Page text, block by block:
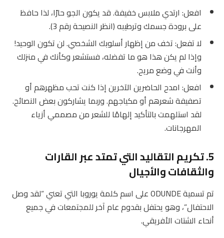
افعل: ارتدي ملابس خفيفة. قد يكون الجو حارًا، لذا حافظ
على برودة جسمك وترطيبه (انظر النصيحة رقم 3).
لا تفعل: تخف من إظهار أسلوبك الشخصي. لن تكون الوحيد!
وإذا لم يكن هذا هو ما تفضله، فستشعر وكأنك في منزلك
وأنت في وضع مريح.
افعل: امدح الحاضرين الآخرين إذا كنت تحب مظهرهم أو
تصفيفة شعرهم أو مكياجهم. وربما يشاركون بعض النصائح.
لقد استلهمت بالتأكيد إلهامًا للشعر من مصممي أزياء
المهرجانات.
5. تكريم التقاليد التي تمتد عبر القارات
والثقافات والأجيال
تم تسمية ODUNDE على اسم كلمة يوروبا التي تعني “لقد وصل
الاحتفال”، وهو يحتفل بقدوم عام آخر للمجتمعات في جميع
أنحاء الشتات الأفريقي.